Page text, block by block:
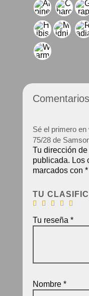
Comentarios
Sé el primero
75/28 de
Tu dirección
publicada. Los
marcados con *
TU
Tu reseña *
Nombre *